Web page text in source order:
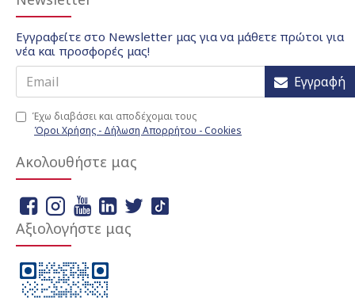
Εγγραφείτε στο Newsletter μας για να μάθετε πρώτοι για
νέα και προσφορές μας!
Εγγραφή
Έχω διαβάσει και αποδέχομαι τους
Όροι Χρήσης - Δήλωση Απορρήτου - Cookies
Ακολουθήστε μας
Αξιολογήστε μας